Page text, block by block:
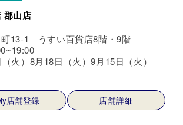
郡山店
13-1 うすい百貨店8階・9階
火）8月18日（火）9月15日（火）
店舗登録 店舗詳細